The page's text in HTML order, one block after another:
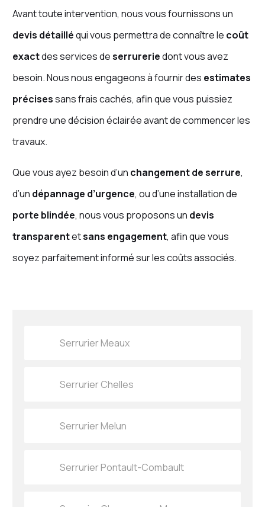
Avant toute intervention, nous vous fournissons un
devis détailléqui vous permettra de connaître le coût
exactdes services deserrureriedont vous avez
besoin. Nous nous engageons à fournir des estimates
précisessans frais cachés, afin que vous puissiez
prendre une décision éclairée avant de commencer les
travaux.
Que vous ayez besoin d’un changement de serrure,
d’un dépannage d’urgence, ou d’une installation de
porte blindée, nous vous proposons un devis
transparentetsans engagement, afin que vous
soyez parfaitement informé sur les coûts associés.
Serrurier Meaux
Serrurier Chelles
Serrurier Melun
Serrurier Pontault-Combault